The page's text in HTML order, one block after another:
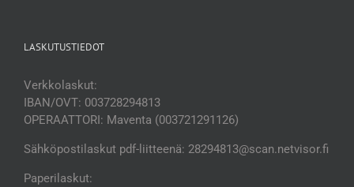
LASKUTUSTIEDOT
Verkkolaskut:
IBAN/OVT: 003728294813
OPERAATTORI: Maventa (003721291126)
Sähköpostilaskut pdf-liitteenä: 28294813@scan.netvisor.fi
Paperilaskut: